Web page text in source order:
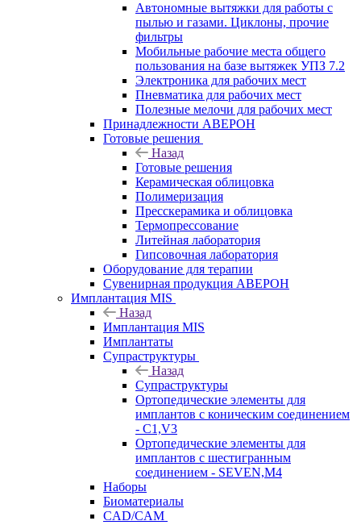
Автономные вытяжки для работы с
пылью и газами. Циклоны, прочие
фильтры
Мобильные рабочие места общего
пользования на базе вытяжек УПЗ 7.2
Электроника для рабочих мест
Пневматика для рабочих мест
Полезные мелочи для рабочих мест
Принадлежности АВЕРОН
Готовые решения
Назад
Готовые решения
Керамическая облицовка
Полимеризация
Пресскерамика и облицовка
Термопрессование
Литейная лаборатория
Гипсовочная лаборатория
Оборудование для терапии
Сувенирная продукция АВЕРОН
Имплантация MIS
Назад
Имплантация MIS
Имплантаты
Супраструктуры
Назад
Супраструктуры
Ортопедические элементы для
имплантов с коническим соединением
- C1,V3
Ортопедические элементы для
имплантов с шестигранным
соединением - SEVEN,M4
Наборы
Биоматериалы
CAD/CAM